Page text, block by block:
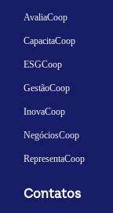
AvaliaCoop
CapacitaCoop
ESGCoop
GestãoCoop
InovaCoop
NegóciosCoop
RepresentaCoop
Contatos